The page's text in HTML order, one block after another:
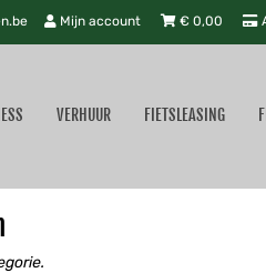
Mijn account € 0,00
VERHUUR FIETSLEASING